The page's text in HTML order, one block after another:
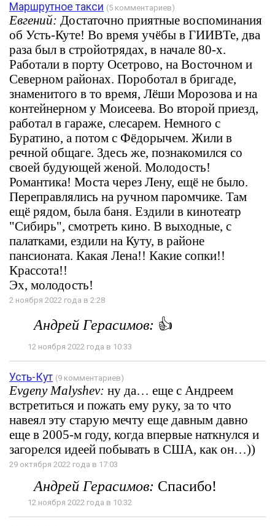
Маршрутное такси (5 комментариев)
Евгений: Достаточно приятные воспоминания
об Усть-Куте! Во время учёбы в ГИИВТе, два
раза был в стройотрядах, в начале 80-х.
Работали в порту Осетрово, на Восточном и
Северном районах. Пороботал в бригаде,
знаменитого в то время, Лёши Морозова и на
контейнерном у Моисеева. Во второй приезд,
работал в гараже, слесарем. Немного с
Буратино, а потом с Фёдорычем. Жили в
речной общаге. Здесь же, познакомился со
своей будующей женой. Молодость!
Романтика! Моста через Лену, ещё не было.
Переправлялись на ручном паромчике. Там
ещё рядом, была баня. Ездили в кинотеатр
"Сибирь", смотреть кино. В выходные, с
палатками, ездили на Куту, в районе
пансионата. Какая Лена!! Какие сопки!!
Крассота!!
Эх, молодость!
2 ноября 2022 года в 2:28
Андрей Герасимов: 👍
12 ноября 2022 года в 10:33
Усть-Кут (9 комментариев)
Evgeny Malyshev: ну да… еще с Андреем
встретиться и пожать ему руку, за то что
навеял эту старую мечту еще давным давно
еще в 2005-м году, когда впервые наткнулся и
загорелся идеей побывать в США, как он…))
29 октября 2022 года в 17:03
Андрей Герасимов: Спасибо!
12 ноября 2022 года в 10:32